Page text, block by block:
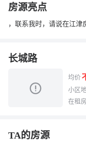
房源亮点
，联系我时，请说在江津
长城路
均价
小区
在租
TA的房源